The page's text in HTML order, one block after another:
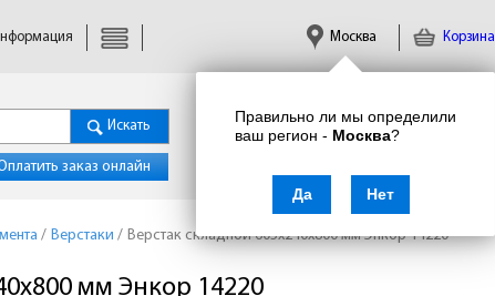
Корзина
Правильно ли мы определили
ваш регион - Москва?
Да Нет
Москва
Искать
заказ онлайн
info@enkor24.ru
/ Верстаки / Верстак складной 605x240x800 мм Энкор 14220
мм Энкор 14220